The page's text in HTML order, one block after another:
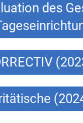
des